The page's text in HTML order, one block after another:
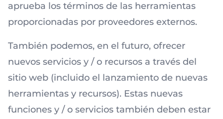
aprueba los términos de las herramientas
proporcionadas por proveedores externos.
También podemos, en el futuro, ofrecer
nuevos servicios y / o recursos a través del
sitio web (incluido el lanzamiento de nuevas
herramientas y recursos). Estas nuevas
funciones y / o servicios también deben estar